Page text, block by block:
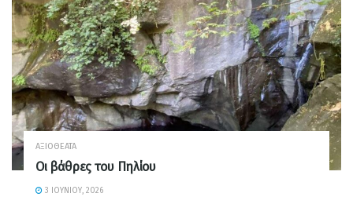
ΑΞΙΟΘΈΑΤΑ
Οι βάθρες του Πηλίου
3 ΙΟΥΝΊΟΥ, 2026